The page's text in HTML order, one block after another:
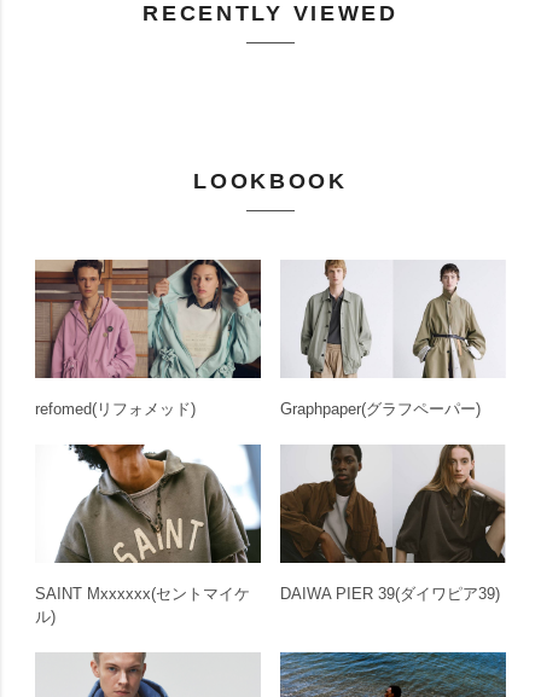
RECENTLY VIEWED
LOOKBOOK
refomed(リフォメッド) Graphpaper(グラフペーパー)
SAINT Mxxxxxx(セントマイケ
ル)
DAIWA PIER 39(ダイワピア39)